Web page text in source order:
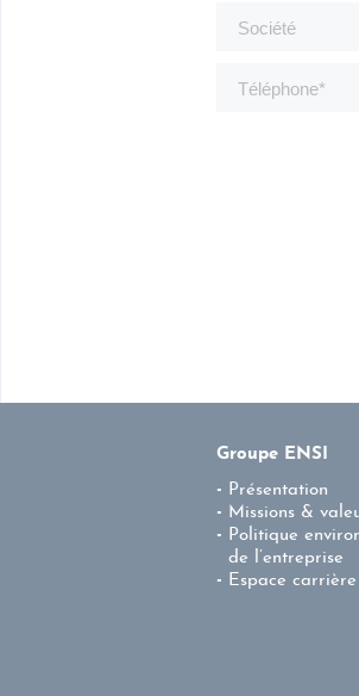
Groupe ENSI
Présentation
Missions &
Politique
de l’entreprise
Espace carrière